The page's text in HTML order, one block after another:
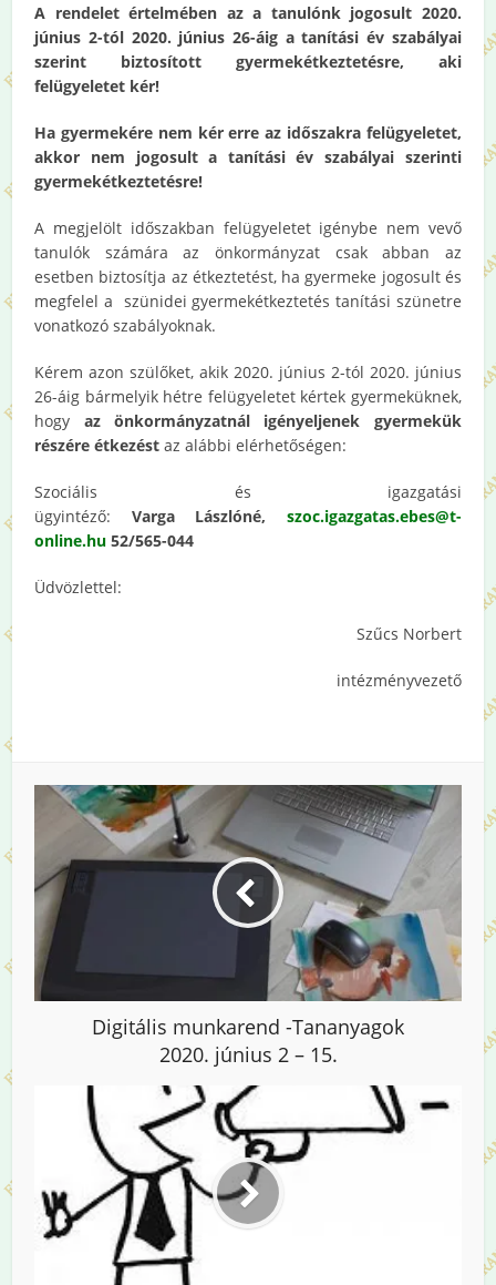
A rendelet értelmében az a tanulónk jogosult 2020.
június 2-tól 2020. június 26-áig a tanítási év szabályai
szerint biztosított gyermekétkeztetésre, aki
felügyeletet kér!
Ha gyermekére nem kér erre az időszakra felügyeletet,
akkor nem jogosult a tanítási év szabályai szerinti
gyermekétkeztetésre!
A megjelölt időszakban felügyeletet igénybe nem vevő
tanulók számára az önkormányzat csak abban az
esetben biztosítja az étkeztetést, ha gyermeke jogosult és
megfelel a szünidei gyermekétkeztetés tanítási szünetre
vonatkozó szabályoknak.
Kérem azon szülőket, akik 2020. június 2-tól 2020. június
26-áig bármelyik hétre felügyeletet kértek gyermeküknek,
hogy az önkormányzatnál igényeljenek gyermekük
részére étkezést az alábbi elérhetőségen:
Szociális és igazgatási
ügyintéző: Varga Lászlóné, szoc.igazgatas.ebes@t-
online.hu 52/565-044
Üdvözlettel:
Szűcs Norbert
intézményvezető
Digitális munkarend -Tananyagok
2020. június 2 – 15.